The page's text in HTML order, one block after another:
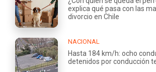
explica qué pasa con las
divorcio en Chile
NACIONAL
Hasta 184 km/h: ocho
detenidos por conducción